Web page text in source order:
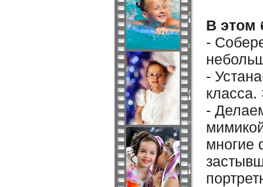
В этом
-
-
-
многие